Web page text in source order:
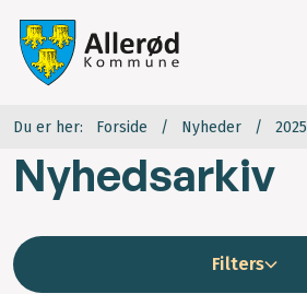
Du er her: Forside Nyheder 2025
Nyhedsarkiv
Filters